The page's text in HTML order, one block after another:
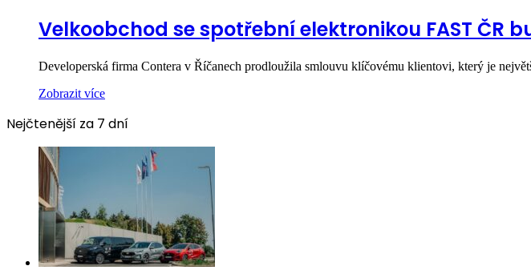
Velkoobchod se spotřební elektronikou FAST ČR
Developerská firma Contera v Říčanech prodloužila smlouvu klíčovému klientovi, který je
Zobrazit více
Nejčtenější za 7 dní